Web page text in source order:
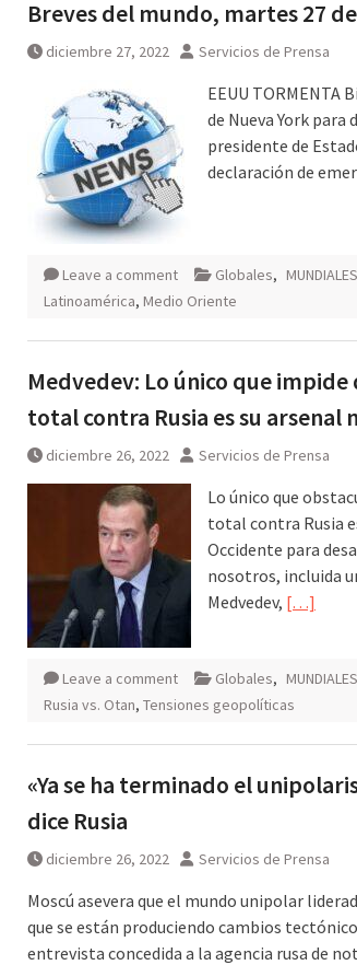
Breves del mundo, martes 27
diciembre 27, 2022 Servicios de Prensa
EEUU TORMENTA
de Nueva York para
presidente de
declaración de
Leave a comment Globales, MUNDIALES
Latinoamérica, Medio Oriente
Medvedev: Lo único que
total contra Rusia es su arsenal
diciembre 26, 2022 Servicios de Prensa
Lo único que
total contra Rusia
Occidente para
nosotros, incluida
Medvedev, […]
Leave a comment Globales, MUNDIALES
Rusia vs. Otan, Tensiones geopolíticas
«Ya se ha terminado el
dice Rusia
diciembre 26, 2022 Servicios de Prensa
Moscú asevera que el mundo unipolar
que se están produciendo cambios
entrevista concedida a la agencia rusa de